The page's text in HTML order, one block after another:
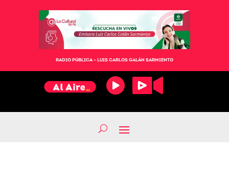
RADIO PÚBLICA – LUIS CARLOS GALÁN SARMIENTO